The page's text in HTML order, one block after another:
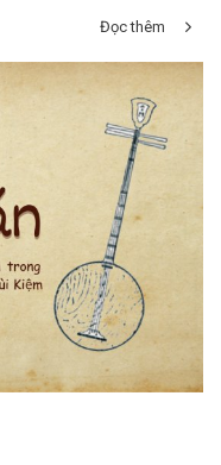
Đọc thêm